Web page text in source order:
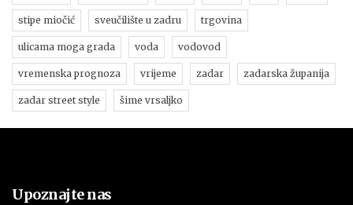
stipe miočić sveučilište u zadru trgovina
ulicama moga grada voda vodovod
vremenska prognoza vrijeme zadar zadarska županija
zadar street style šime vrsaljko
Upoznajte nas